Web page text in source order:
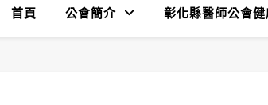
首頁 公會簡介 彰化縣醫師公會